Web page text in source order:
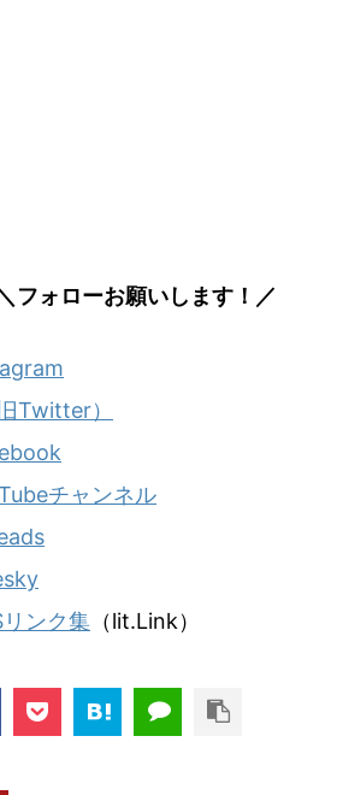
フォローお願いします！／
Twitter）
チャンネル
ンク集 （lit.Link）